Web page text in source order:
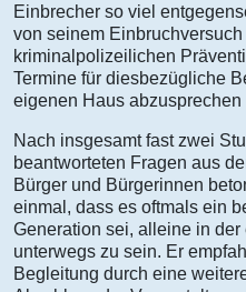
Einbrecher so viel
von seinem
kriminalpolizeilichen
Termine für diesbezügliche
eigenen Haus abzusprechen
Nach insgesamt fast zwei
beantworteten Fragen aus
Bürger und Bürgerinnen
einmal, dass es oftmals ein
Generation sei, alleine in
unterwegs zu sein. Er
Begleitung durch eine